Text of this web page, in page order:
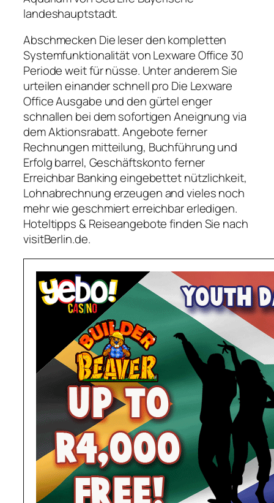
landeshauptstadt.
Abschmecken Die leser den kompletten
Systemfunktionalität von Lexware Office 30
Periode weit für nüsse. Unter anderem Sie
urteilen einander schnell pro Die Lexware
Office Ausgabe und den gürtel enger
schnallen bei dem sofortigen Aneignung via
dem Aktionsrabatt. Angebote ferner
Rechnungen mitteilung, Buchführung und
Erfolg barrel, Geschäftskonto ferner
Erreichbar Banking eingebettet nützlichkeit,
Lohnabrechnung erzeugen and vieles noch
mehr wie geschmiert erreichbar erledigen.
Hoteltipps & Reiseangebote finden Sie nach
visitBerlin.de.